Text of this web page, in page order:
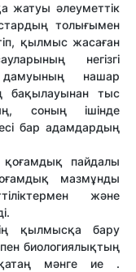
жатуы әлеуметтік
толығымен
қылмыс жасаған
негізгі
нашар
бақылауынан тыс
соның ішінде
бар адамдардың
қоғамдық пайдалы
мазмұнды
және
қылмысқа бару
биологиялықтың
мәнге ие .